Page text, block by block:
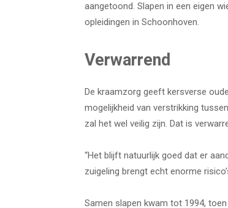
aangetoond. Slapen in een eigen
opleidingen in Schoonhoven.
Verwarrend
De kraamzorg geeft kersverse
mogelijkheid van verstrikking
zal het wel veilig zijn. Dat is
“Het blijft natuurlijk goed dat er
zuigeling brengt echt enorme
Samen slapen kwam tot 1994,